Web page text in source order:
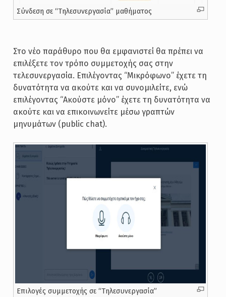
Σύνδεση σε “Τηλεσυνεργασία” μαθήματος
Στο νέο παράθυρο που θα εμφανιστεί θα πρέπει να
επιλέξετε τον τρόπο συμμετοχής σας στην
τελεσυνεργασία. Επιλέγοντας “Μικρόφωνο” έχετε τη
δυνατότητα να ακούτε και να συνομιλείτε, ενώ
επιλέγοντας “Ακούστε μόνο” έχετε τη δυνατότητα να
ακούτε και να επικοινωνείτε μέσω γραπτών
μηνυμάτων (public chat).
Επιλογές συμμετοχής σε “Τηλεσυνεργασία”